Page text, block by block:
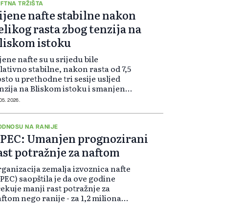
TRŽIŠTA
nafte stabilne nakon
rasta zbog tenzija na
istoku
nafte su u srijedu bile
stabilne, nakon rasta od 7,5
u prethodne tri sesije usljed
na Bliskom istoku i smanjenja
zaliha.
2026.
NA RANIJE
Umanjen prognozirani
potražnje za naftom
zemalja izvoznica nafte
saopštila je da ove godine
manji rast potražnje za
nego ranije - za 1,2 miliona